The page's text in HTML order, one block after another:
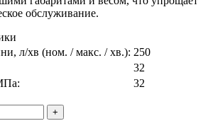
обслуживание.
л/хв (ном. / макс. / хв.): 250
32
32
+